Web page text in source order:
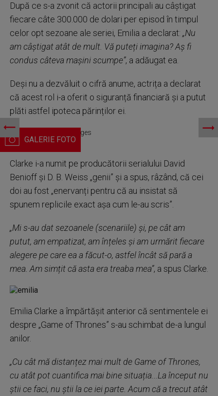
După ce s-a zvonit că actorii principali au câștigat
fiecare câte 300.000 de dolari per episod în timpul
celor opt sezoane ale seriei, Emilia a declarat: „Nu
am câștigat atât de mult. Vă puteți imagina? Aș fi
condus câteva mașini scumpe”, a adăugat ea.
Deși nu a dezvăluit o cifră anume, actrița a declarat
că acest rol i-a oferit o siguranță financiară și a putut
plăti astfel ipoteca părinților ei.
Emilia Clarke. Getty Images
Clarke i-a numit pe producătorii serialului David
Benioff și D. B. Weiss „genii” și a spus, râzând, că cei
doi au fost „enervanți pentru că au insistat să
spunem replicile exact așa cum le-au scris”.
„Mi s-au dat sezoanele (scenariile) și, pe cât am
putut, am empatizat, am înțeles și am urmărit fiecare
alegere pe care ea a făcut-o, astfel încât să pară a
mea. Am simțit că asta era treaba mea”, a spus Clarke.
Emilia Clarke a împărtășit anterior că sentimentele ei
despre „Game of Thrones” s-au schimbat de-a lungul
anilor.
„Cu cât mă distanțez mai mult de Game of Thrones,
cu atât pot cuantifica mai bine situația...La început nu
știi ce faci, nu știi la ce iei parte. Acum că a trecut atât